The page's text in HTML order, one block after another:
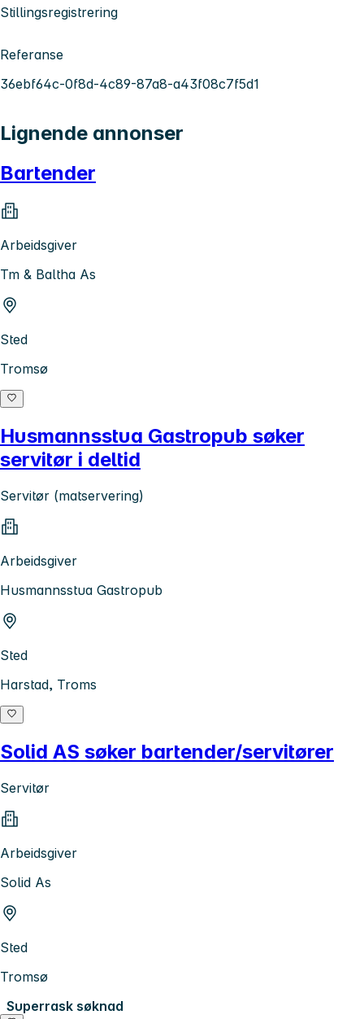
Stillingsregistrering
Referanse
36ebf64c-0f8d-4c89-87a8-a43f08c7f5d1
Lignende annonser
Bartender
Arbeidsgiver
Tm & Baltha As
Sted
Tromsø
Husmannsstua Gastropub søker
servitør i deltid
Servitør (matservering)
Arbeidsgiver
Husmannsstua Gastropub
Sted
Harstad, Troms
Solid AS søker bartender/servitører
Servitør
Arbeidsgiver
Solid As
Sted
Tromsø
Superrask søknad